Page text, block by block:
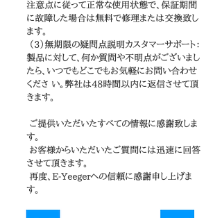
注意点に従って正常な使用状態で、保証期間
に故障した場合は無料で修理または交換致し
ます。
（3）無期限の疑問点説明カスタマーサポート：
製品に対して、何か質問や不明点がございまし
たら、いつでもどこでもお気軽にお問い合わせ
くださ い。弊社は48時間以内に返信させて頂
きます。
ご提供いただいたすべての情報に感謝致しま
す。
お客様からいただいたご質問には迅速に回答
させて頂きます。
再度、E-Yeegerへの信頼に感謝申し上げま
す。